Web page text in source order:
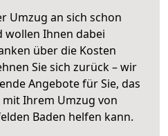
Umzug an sich schon
wollen Ihnen dabei
über die Kosten
Sie sich zurück – wir
Angebote für Sie, das
mit Ihrem Umzug von
Baden helfen kann.